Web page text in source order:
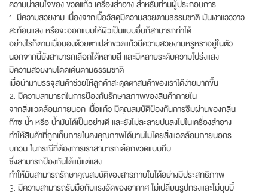
ความน่าสนใจของ ขวดแก้ว เครื่องสำอาง สำหรับท่านผู้ประกอบการ
1. มีความสวยงาม เนื่องจากเนื้อวัสดุมีความสวยตามธรรมชาติ มันเงาแวววาว
สะท้อนแสง หรือจะออกแบบให้ผิวเป็นแบบอื่นก็สามารถทำได้
อย่างไรก็ตามเมื่อมองด้วยตาเปล่าขวดแก้วมีความสวยงามหรูหราอยู่ในตัว
นอกจากนี้ยังสามารถเลือกได้หลายสี และมีหลายระดับความโปร่งแสง
มีความสวยงามโดดเด่นตามธรรมชาติ
เมื่อนำมาบรรจุสินค้าช่วยให้ลูกค้าสะดุดตาสินค้าของเราได้ง่ายมากขึ้น
2. มีความสามารถในการป้องกันรักษาสภาพของสินค้าภายใน
จากสิ่งแวดล้อมภายนอก เนื้อแก้ว มีคุณสมบัติป้องกันการซึมผ่านของกลิ่น
ก๊าซ น้ำ หรือ น้ำมันได้เป็นอย่างดี และยังไม่ละลายปนลงไปในเครื่องสำอาง
ทำให้สินค้าที่ถูกเก็บภายในคงคุณภาพได้นานไม่โดยสิ่งแวดล้อมภายนอกร
บกวน ในกรณีที่ต้องการเราสามารถเลือกขวดแบบทึบ
ซึ่งสามารถป้องกันได้แม้แต่แสง
ทำให้มันสามารถรักษาคุณสมบัติของสารภายในได้อย่างมีประสิทธิภาพ
3. มีความสามารถรับมือกับแรงอัดของอากาศ ไม่เปลี่ยนรูปทรงและไม่บุบบี้